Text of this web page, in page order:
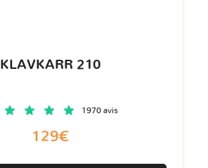
KLAVKARR 210
1970 avis
129€